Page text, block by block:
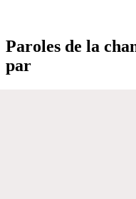
Paroles de la
par